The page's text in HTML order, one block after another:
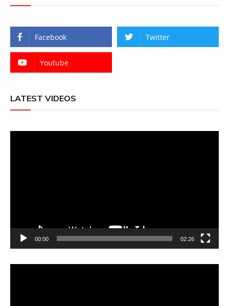
Facebook Twitter
Youtube
LATEST VIDEOS
00:00 02:26